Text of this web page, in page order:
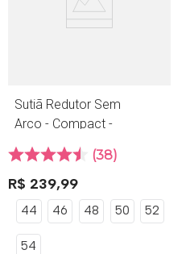
Sutiã Redutor Sem
Arco - Compact -
38
R$ 239,99
44 46 48 50 52
54